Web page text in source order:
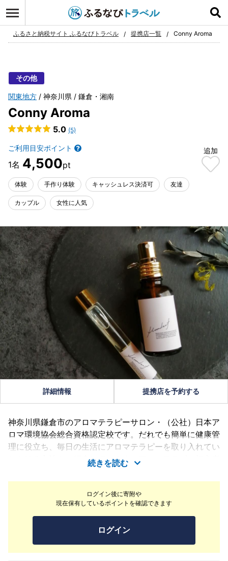
お気に入り
ふるさと納税サイト ふるなびトラベル 提携店一覧 Conny Aroma
その他
関東地方 神奈川県 鎌倉・湘南
Conny Aroma
5.0 (5)
ご利用目安ポイント
4,500
追加
体験 手作り体験 キャッシュレス決済可 友達
カップル 女性に人気
ログイン後に寄附や
現在保有しているポイントを確認できます
ログイン
詳細情報 提携店を予約する
神奈川県鎌倉市のアロマテラピーサロン・（公社）日本ア
ロマ環境協会総合資格認定校です。だれでも簡単に健康管
理に役立ち、毎日の生活にアロマテラピーを取り入れてい
ただける方法をご紹介しています。アロマテラピー初心者
さんから資格取得まで幅広く対応しています。「調香体
験」では、蒸留香水、ロールオンのクラフトからお選びい
ただけます！その他、「調香体験：あなたの推しの香りは
どんな香り？」の別プランもあります。
続きを読む